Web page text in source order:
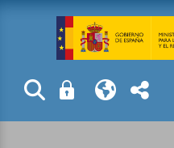
La